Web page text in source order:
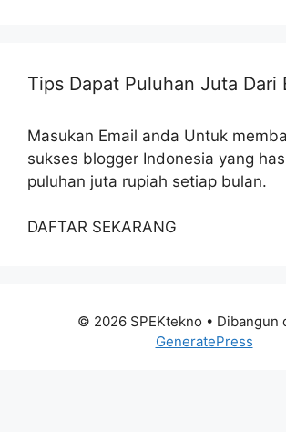
Tips Dapat Puluhan Juta Dari
Masukan Email anda Untuk
sukses blogger Indonesia yang
puluhan juta rupiah setiap bulan.
DAFTAR SEKARANG
© 2026 SPEKtekno • Dibangun
GeneratePress